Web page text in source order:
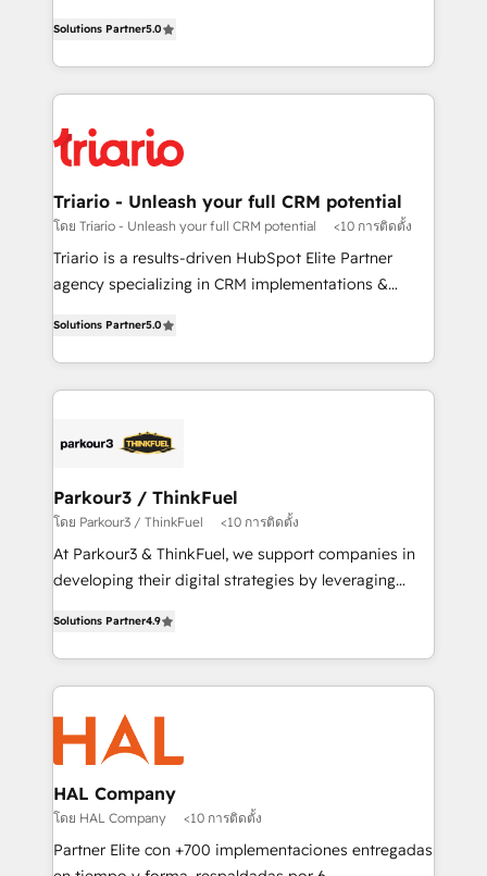
detailed financial rationale with a focus on ROI and
TCO. As a trusted extension of your team, we
believe in the power of partnership. Together, we
business up for long-term success. Unlock your
business. If not now, when?
Frog is a top, trusted partner in HubSpot's
ecosystem for a reason. Their team brings over a
decade of experience to the table, along with deep
for driving growth. They are committed to helping
our customers grow and finding solutions that fit
their unique business needs. We are thrilled to have
Blue Frog in the HubSpot ecosystem leading the
way for customers!" - Yamini Rangan, CEO of
of experience and quality of skilled staff has earned
them a trusted reputation within the HubSpot
Program, HubSpot.
Solutions Partner5.0
Triario - Unleash your full CRM potential
โดย Triario - Unleash your full CRM potential <10 การติดตั้ง
Triario is a results-driven HubSpot Elite Partner
agency specializing in CRM implementations &
Integrations, Custom AI agents and AI-ready Website
Design With over 15 years of experience, we help
companies bridge the gap between marketing, sales,
data hygiene, and tailored HubSpot solutions. Our
a global consultancy with the care and agility of a
boutique firm. At Triario, we’re big enough to deliver
but small enough to listen. Our Services: HubSpot
implementations & data migration Custom AI agents
Website design Let’s turn your CRM into your growth
engine!
Solutions Partner5.0
Parkour3 / ThinkFuel
โดย Parkour3 / ThinkFuel <10 การติดตั้ง
At Parkour3 & ThinkFuel, we support companies in
developing their digital strategies by leveraging
sales processes to generate growth. Our offer spans
from Strategy to Operations. We specialize in CRM
onboarding and implementation, web design, sales
& marketing automation, and digital marketing. With
extensive experience working with tech companies
and manufacturers since 2002, we are committed to
empowering our clients and developing their
autonomy. Get to grips with HubSpot through
guided implementation and seamless integration of
the CRM platform into your digital ecosystem. Would
Solutions Partner4.9
HAL Company
โดย HAL Company <10 การติดตั้ง
Partner Elite con +700 implementaciones entregadas